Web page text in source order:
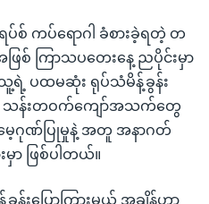
ပ်စ် ကပ်ရောဂါ ခံစားခဲ့ရတဲ့ တ
စ် ကြာသပတေးနေ့ ညပိုင်းမှာ
ပထမဆုံး ရုပ်သံမိန့်ခွန်း
သား သန်းတဝက်ကျော်အသက်တွေ
ဂုဏ်ပြုမှုနဲ့ အတူ အနာဂတ်
ာ ဖြစ်ပါတယ်။
းပြောကြားမယ့် အချိန်ဟာ